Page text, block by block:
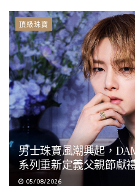
頂級珠寶
男士珠寶風潮興起，
系列重新定義父親節獻
05/08/2026